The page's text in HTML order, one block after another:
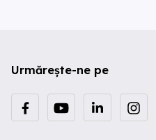
Urmărește-ne pe